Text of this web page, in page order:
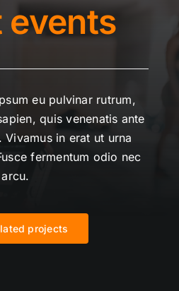
events
eu pulvinar rutrum,
quis venenatis ante
in erat ut urna
fermentum odio nec
arcu.
projects